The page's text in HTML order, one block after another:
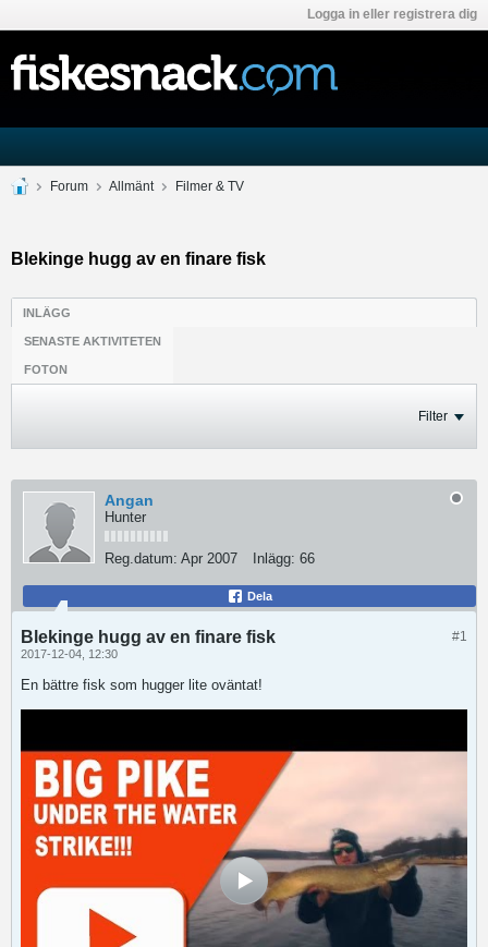
Logga in eller registrera dig
Forum Allmänt Filmer & TV
Blekinge hugg av en finare fisk
INLÄGG
SENASTE AKTIVITETEN
FOTON
Filter
Angan
Hunter
Reg.datum: Apr 2007 Inlägg: 66
Dela
#1
Blekinge hugg av en finare fisk
2017-12-04, 12:30
En bättre fisk som hugger lite oväntat!